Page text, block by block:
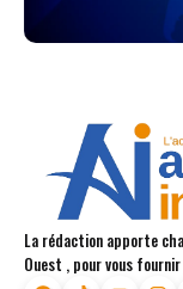
La rédaction
Direction
le Tiercé-
de L’Ile de la
disputée sur